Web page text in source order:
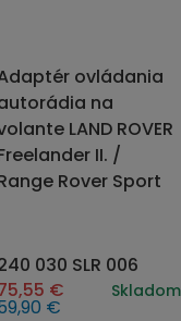
ovládania
na
LAND ROVER
II. /
Rover Sport
030 SLR 006
€
€
Skladom